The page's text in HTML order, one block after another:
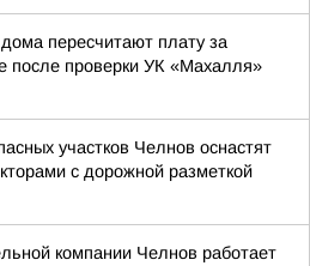
пересчитают плату за
после проверки УК «Махалля»
участков Челнов оснастят
с дорожной разметкой
компании Челнов работает